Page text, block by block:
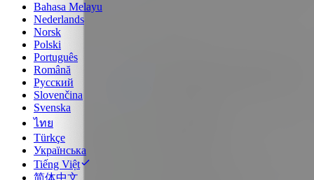
Bahasa Melayu
Nederlands
Norsk
Polski
Português
Română
Русский
Slovenčina
Svenska
ไทย
Türkçe
Українська
Tiếng Việt
简体中文